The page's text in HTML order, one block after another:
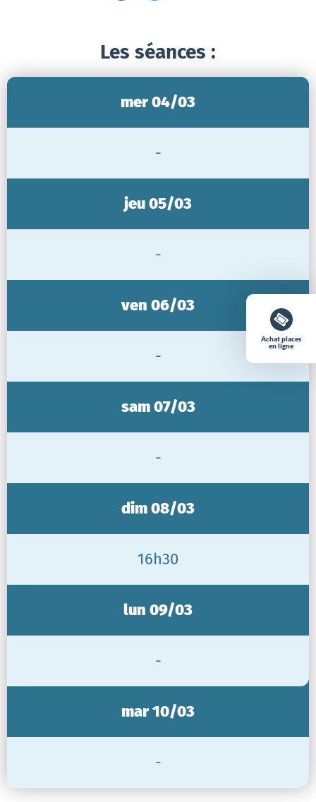
Les séances :
Achat places
en ligne
mer 04/03
-
jeu 05/03
-
ven 06/03
-
sam 07/03
-
dim 08/03
16h30
lun 09/03
-
mar 10/03
-